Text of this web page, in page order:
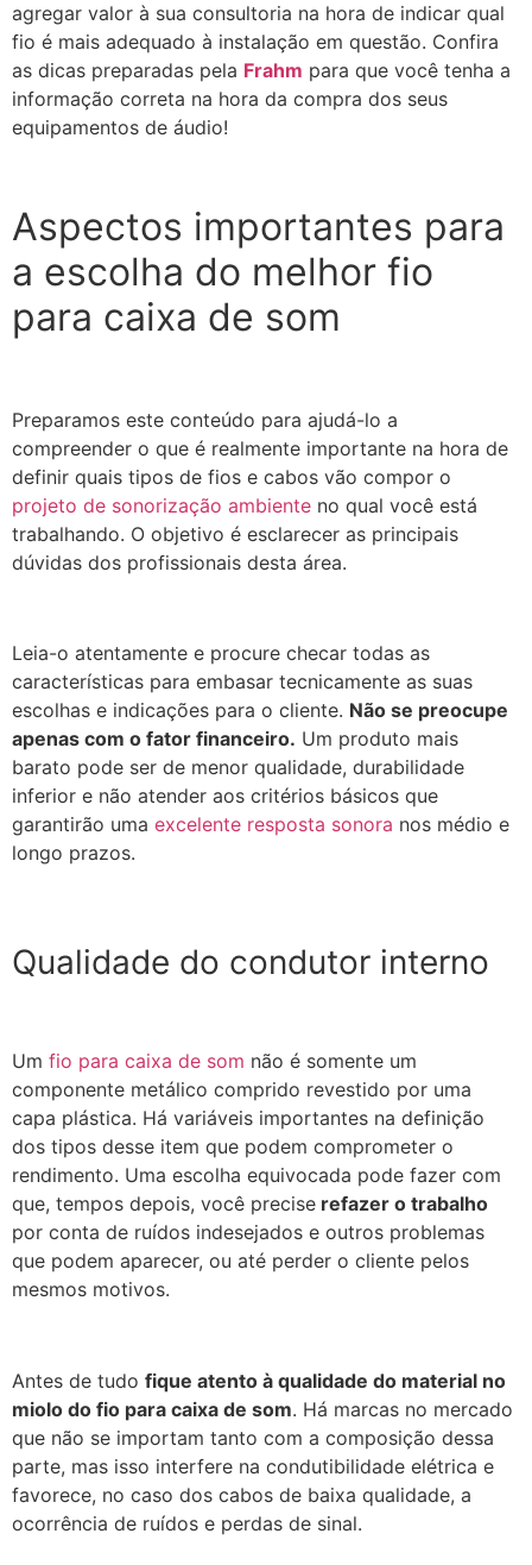
agregar valor à sua consultoria na hora de indicar qual
fio é mais adequado à instalação em questão. Confira
as dicas preparadas pela Frahm para que você tenha a
informação correta na hora da compra dos seus
equipamentos de áudio!
Aspectos importantes para
a escolha do melhor fio
para caixa de som
Preparamos este conteúdo para ajudá-lo a
compreender o que é realmente importante na hora de
definir quais tipos de fios e cabos vão compor o
projeto de sonorização ambiente no qual você está
trabalhando. O objetivo é esclarecer as principais
dúvidas dos profissionais desta área.
Leia-o atentamente e procure checar todas as
características para embasar tecnicamente as suas
escolhas e indicações para o cliente. Não se preocupe
apenas com o fator financeiro. Um produto mais
barato pode ser de menor qualidade, durabilidade
inferior e não atender aos critérios básicos que
garantirão uma excelente resposta sonora nos médio e
longo prazos.
Qualidade do condutor interno
Um fio para caixa de som não é somente um
componente metálico comprido revestido por uma
capa plástica. Há variáveis importantes na definição
dos tipos desse item que podem comprometer o
rendimento. Uma escolha equivocada pode fazer com
que, tempos depois, você precise refazer o trabalho
por conta de ruídos indesejados e outros problemas
que podem aparecer, ou até perder o cliente pelos
mesmos motivos.
Antes de tudo fique atento à qualidade do material no
miolo do fio para caixa de som. Há marcas no mercado
que não se importam tanto com a composição dessa
parte, mas isso interfere na condutibilidade elétrica e
favorece, no caso dos cabos de baixa qualidade, a
ocorrência de ruídos e perdas de sinal.